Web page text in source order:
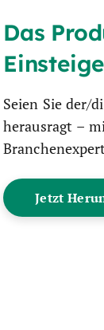
Das
Seien Sie der/
herausragt –
Jetzt